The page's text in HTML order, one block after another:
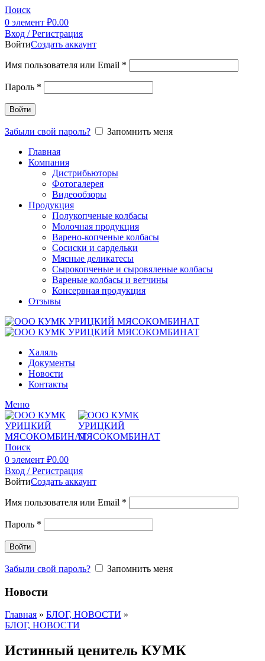
Поиск
0 элемент ₽0.00
Вход / Регистрация
ВойтиСоздать аккаунт
Имя пользователя или Email *
Пароль *
Войти
Забыли свой пароль?
Запомнить меня
Главная
Компания
Дистрибьюторы
Фотогалерея
Видеообзоры
Продукция
Полукопченые колбасы
Молочная продукция
Варено-копченые колбасы
Сосиски и сардельки
Мясные деликатесы
Сырокопченые и сыровяленые колбасы
Вареные колбасы и ветчины
Консервная продукция
Отзывы
Халяль
Документы
Новости
Контакты
Меню
Поиск
0 элемент ₽0.00
Вход / Регистрация
ВойтиСоздать аккаунт
Имя пользователя или Email *
Пароль *
Войти
Забыли свой пароль? Запомнить меня
Новости
Главная » БЛОГ, НОВОСТИ »
БЛОГ, НОВОСТИ
Истинный ценитель КУМК